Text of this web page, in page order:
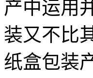
产中运用
装又不比
纸盒包装